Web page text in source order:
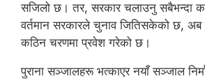
सजिलो छ। तर, सरकार चलाउनु सबैभन्दा
वर्तमान सरकारले चुनाव जितिसकेको छ,
कठिन चरणमा प्रवेश गरेको छ।
पुराना सञ्जालहरू भत्काएर नयाँ सञ्जाल